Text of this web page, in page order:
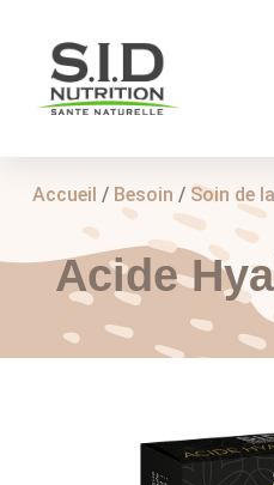
Accueil / Besoin / Soin de
Acide